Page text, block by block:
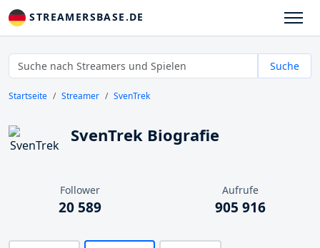
STREAMERSBASE.DE
Suche
Startseite Streamer SvenTrek
SvenTrek Biografie
Follower
20 589
Aufrufe
905 916